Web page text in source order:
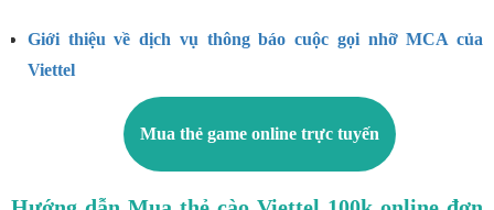
Giới thiệu về dịch vụ thông báo cuộc gọi nhỡ MCA của
Viettel
Mua thẻ game online trực tuyến